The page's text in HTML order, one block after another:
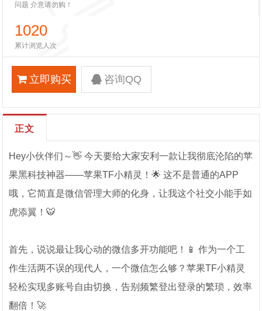
问题 介意请勿购！
1020
累计浏览人次
立即购买 咨询QQ
正文
Hey小伙伴们～👋 今天要给大家安利一款让我彻底沦陷的苹
果黑科技神器——苹果TF小精灵！🌟 这不是普通的APP
哦，它简直是微信管理大师的化身，让我这个社交小能手如
虎添翼！🐯
首先，说说最让我心动的微信多开功能吧！📱 作为一个工
作生活两不误的现代人，一个微信怎么够？苹果TF小精灵
轻松实现多账号自由切换，告别频繁登出登录的繁琐，效率
翻倍！🚀